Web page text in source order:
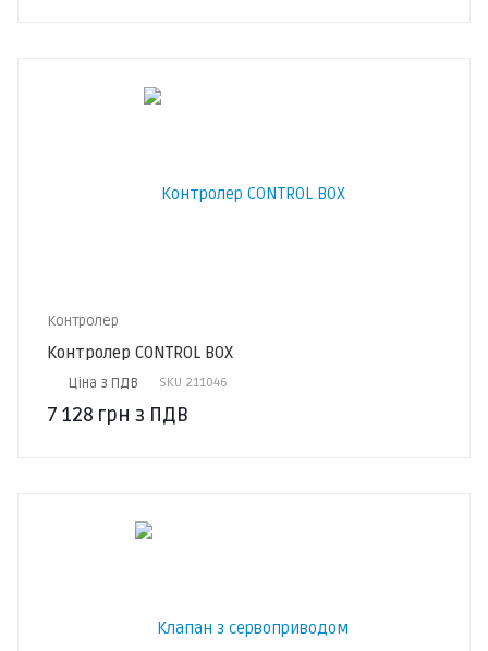
Контролер
Контролер CONTROL BOX
Ціна з ПДВ SKU 211046
7 128 грн з ПДВ